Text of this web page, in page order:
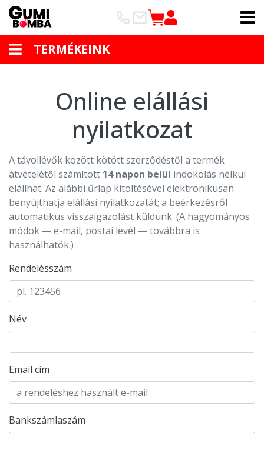
TERMÉKEINK
Online elállási
nyilatkozat
A távollévők között kötött szerződéstől a termék
átvételétől számított 14 napon belül indokolás nélkül
elállhat. Az alábbi űrlap kitöltésével elektronikusan
benyújthatja elállási nyilatkozatát; a beérkezésről
automatikus visszaigazolást küldünk. (A hagyományos
módok — e-mail, postai levél — továbbra is
használhatók.)
Rendelésszám
Név
Email cím
Bankszámlaszám